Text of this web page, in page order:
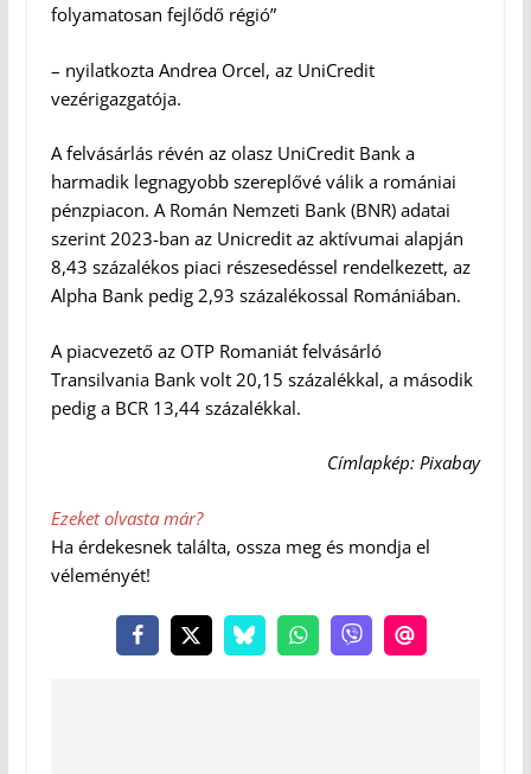
folyamatosan fejlődő régió”
– nyilatkozta Andrea Orcel, az UniCredit
vezérigazgatója.
A felvásárlás révén az olasz UniCredit Bank a
harmadik legnagyobb szereplővé válik a romániai
pénzpiacon. A Román Nemzeti Bank (BNR) adatai
szerint 2023-ban az Unicredit az aktívumai alapján
8,43 százalékos piaci részesedéssel rendelkezett, az
Alpha Bank pedig 2,93 százalékossal Romániában.
A piacvezető az OTP Romaniát felvásárló
Transilvania Bank volt 20,15 százalékkal, a második
pedig a BCR 13,44 százalékkal.
Címlapkép: Pixabay
Ezeket olvasta már?
Ha érdekesnek találta, ossza meg és mondja el
véleményét!